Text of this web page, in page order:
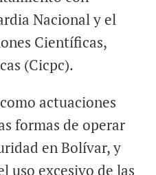
Nacional y el
Científicas,
(Cicpc).
actuaciones
formas de operar
en Bolívar, y
uso excesivo de las